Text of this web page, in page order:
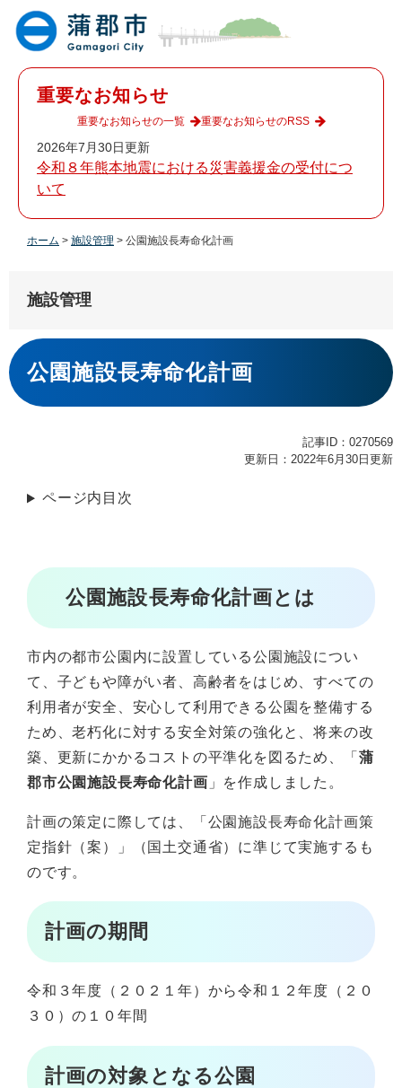
重要なお知らせ
2026年7月30日更新
令和８年熊本地震における災害義援金の受付につ
いて
重要なお知らせの一覧 重要なお知らせのRSS
ホーム > 施設管理 > 公園施設長寿命化計画
施設管理
本
文
公園施設長寿命化計画
記事ID：0270569
更新日：2022年6月30日更新
ページ内目次
公園施設長寿命化計画とは
市内の都市公園内に設置している公園施設につい
て、子どもや障がい者、高齢者をはじめ、すべての
利用者が安全、安心して利用できる公園を整備する
ため、老朽化に対する安全対策の強化と、将来の改
築、更新にかかるコストの平準化を図るため、「 蒲
郡市公園施設長寿命化計画 」を作成しました。
計画の策定に際しては、「公園施設長寿命化計画策
定指針（案）」（国土交通省）に準じて実施するも
のです。
計画の期間
令和３年度（２０２１年）から令和１２年度（２０
３０）の１０年間
計画の対象となる公園